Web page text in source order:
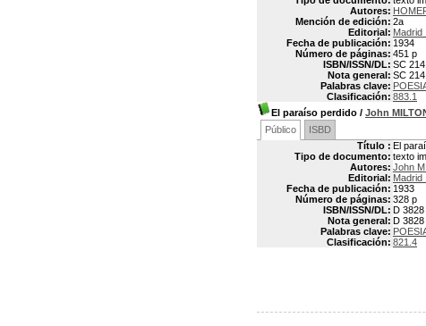
Autores:
Mención de edición: 2a
Editorial: Madrid
Fecha de publicación: 1934
Número de páginas: 451 p
ISBN/ISSN/DL: SC 214
Nota general: SC
Palabras clave:
Clasificación: 883.1
El paraíso perdido / John
Público
ISBD
Título : El
Tipo de documento: texto
Autores: John
Editorial: Madrid
Fecha de publicación: 1933
Número de páginas: 328 p
ISBN/ISSN/DL: D 3828
Nota general: D
Palabras clave:
Clasificación: 821.4